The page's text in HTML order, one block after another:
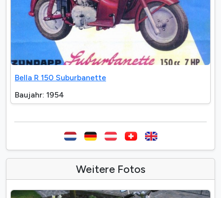
Bella R 150 Suburbanette
Baujahr: 1954
Weitere Fotos